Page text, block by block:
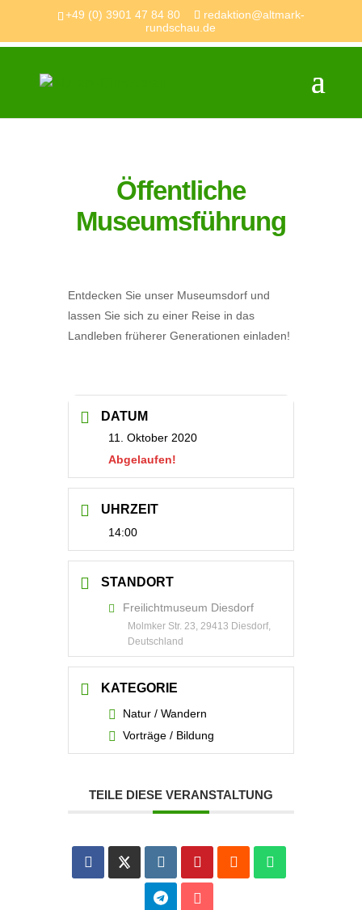
+49 (0) 3901 47 84 80
redaktion@altmark-
rundschau.de
Öffentliche
Museumsführung
Entdecken Sie unser Museumsdorf und
lassen Sie sich zu einer Reise in das
Landleben früherer Generationen einladen!
DATUM
11. Oktober 2020
Abgelaufen!
UHRZEIT
14:00
STANDORT
Freilichtmuseum Diesdorf
Molmker Str. 23, 29413 Diesdorf,
Deutschland
KATEGORIE
Natur / Wandern
Vorträge / Bildung
TEILE DIESE VERANSTALTUNG